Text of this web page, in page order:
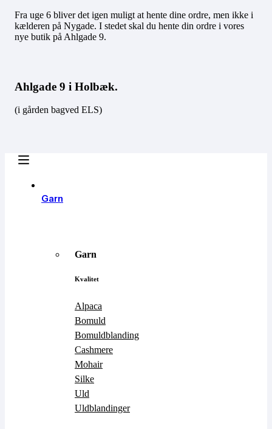
Fra uge 6 bliver det igen muligt at hente dine ordre, men ikke i
kælderen på Nygade. I stedet skal du hente din ordre i vores
nye butik på Ahlgade 9.
Ahlgade 9 i Holbæk.
(i gården bagved ELS)
Garn
Garn
Kvalitet
Alpaca
Bomuld
Bomuldblanding
Cashmere
Mohair
Silke
Uld
Uldblandinger